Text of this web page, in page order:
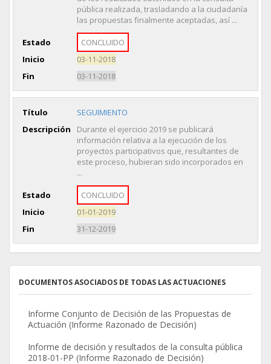
pública realizada, trasladando a la ciudadanía
las propuestas finalmente aceptadas, así ...
Estado
CONCLUIDO
Inicio
03-11-2018
Fin
03-11-2018
Título
SEGUIMIENTO
Descripción
Durante el ejercicio 2019 se publicará
información relativa a la ejecución de los
proyectos participativos que, resultantes de
este proceso, hubieran sido incorporados en
...
Estado
CONCLUIDO
Inicio
01-01-2019
Fin
31-12-2019
DOCUMENTOS ASOCIADOS DE TODAS LAS ACTUACIONES
Informe Conjunto de Decisión de las Propuestas de
Actuación (Informe Razonado de Decisión)
Informe de decisión y resultados de la consulta pública
2018-01-PP (Informe Razonado de Decisión)